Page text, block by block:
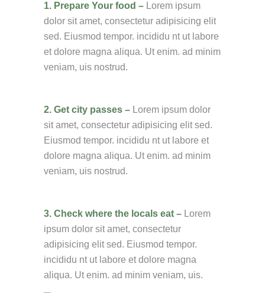
1. Prepare Your food – Lorem ipsum
dolor sit amet, consectetur adipisicing elit
sed. Eiusmod tempor. incididu nt ut labore
et dolore magna aliqua. Ut enim. ad minim
veniam, uis nostrud.
2. Get city passes – Lorem ipsum dolor
sit amet, consectetur adipisicing elit sed.
Eiusmod tempor. incididu nt ut labore et
dolore magna aliqua. Ut enim. ad minim
veniam, uis nostrud.
3. Check where the locals eat – Lorem
ipsum dolor sit amet, consectetur
adipisicing elit sed. Eiusmod tempor.
incididu nt ut labore et dolore magna
aliqua. Ut enim. ad minim veniam, uis.